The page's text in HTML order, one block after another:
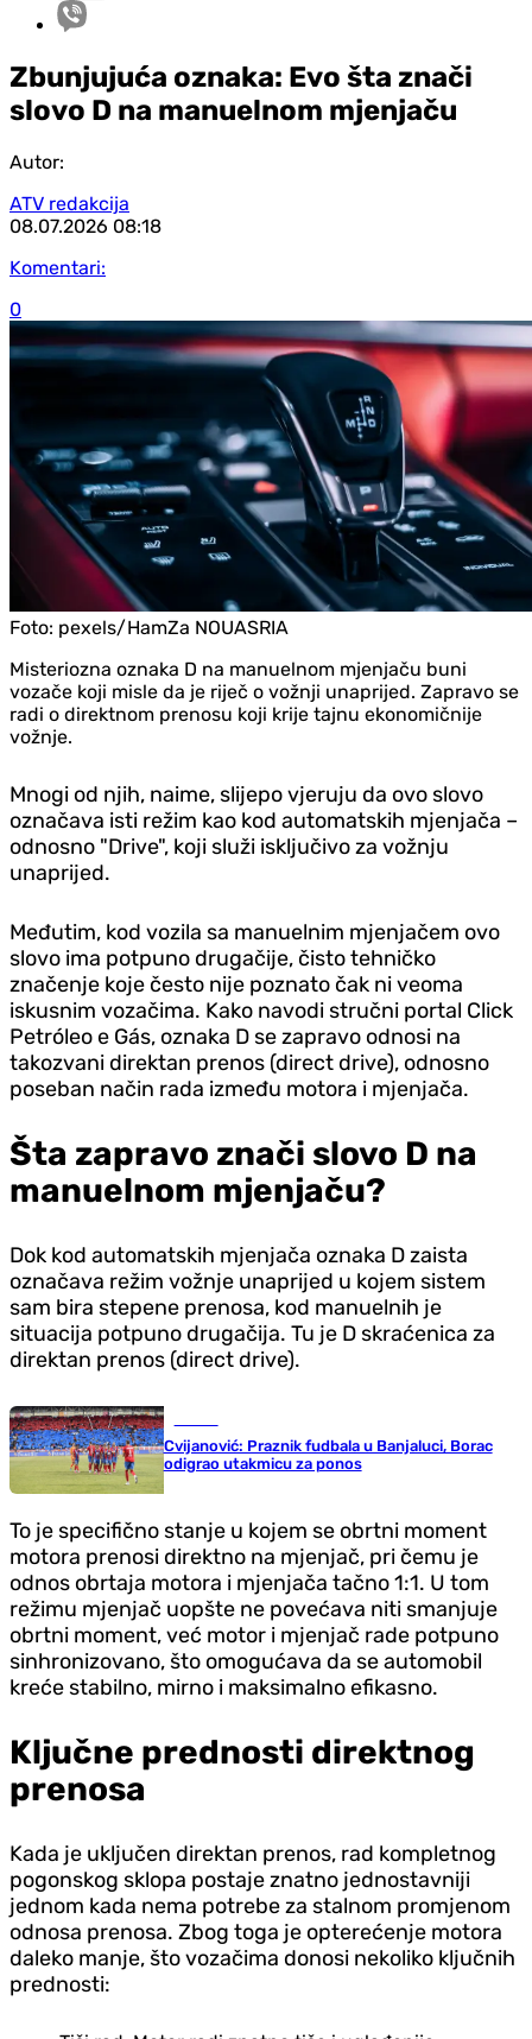
Zbunjujuća oznaka: Evo šta znači
slovo D na manuelnom mjenjaču
Autor:
ATV redakcija
08.07.2026 08:18
Komentari:
0
Foto: pexels/HamZa NOUASRIA
Misteriozna oznaka D na manuelnom mjenjaču buni
vozače koji misle da je riječ o vožnji unaprijed. Zapravo se
radi o direktnom prenosu koji krije tajnu ekonomičnije
vožnje.
Mnogi od njih, naime, slijepo vjeruju da ovo slovo
označava isti režim kao kod automatskih mjenjača –
odnosno "Drive", koji služi isključivo za vožnju
unaprijed.
Međutim, kod vozila sa manuelnim mjenjačem ovo
slovo ima potpuno drugačije, čisto tehničko
značenje koje često nije poznato čak ni veoma
iskusnim vozačima. Kako navodi stručni portal Click
Petróleo e Gás, oznaka D se zapravo odnosi na
takozvani direktan prenos (direct drive), odnosno
poseban način rada između motora i mjenjača.
Šta zapravo znači slovo D na
manuelnom mjenjaču?
Dok kod automatskih mjenjača oznaka D zaista
označava režim vožnje unaprijed u kojem sistem
sam bira stepene prenosa, kod manuelnih je
situacija potpuno drugačija. Tu je D skraćenica za
direktan prenos (direct drive).
Cvijanović: Praznik fudbala u Banjaluci, Borac
odigrao utakmicu za ponos
To je specifično stanje u kojem se obrtni moment
motora prenosi direktno na mjenjač, pri čemu je
odnos obrtaja motora i mjenjača tačno 1:1. U tom
režimu mjenjač uopšte ne povećava niti smanjuje
obrtni moment, već motor i mjenjač rade potpuno
sinhronizovano, što omogućava da se automobil
kreće stabilno, mirno i maksimalno efikasno.
Ključne prednosti direktnog
prenosa
Kada je uključen direktan prenos, rad kompletnog
pogonskog sklopa postaje znatno jednostavniji
jednom kada nema potrebe za stalnom promjenom
odnosa prenosa. Zbog toga je opterećenje motora
daleko manje, što vozačima donosi nekoliko ključnih
prednosti: